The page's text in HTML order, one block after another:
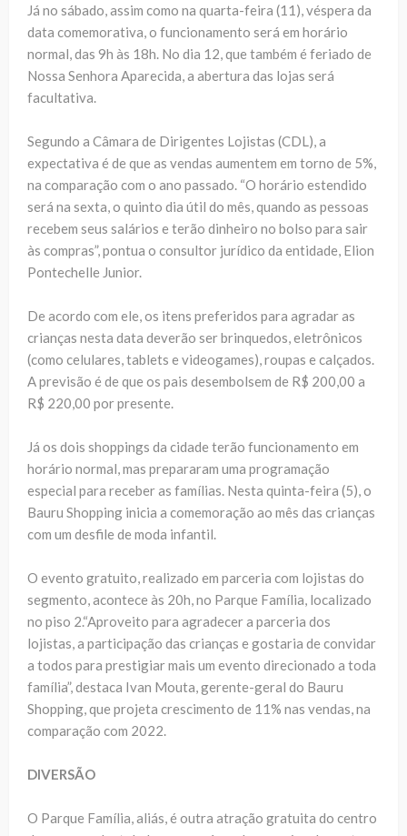
Já no sábado, assim como na quarta-feira (11), véspera da
data comemorativa, o funcionamento será em horário
normal, das 9h às 18h. No dia 12, que também é feriado de
Nossa Senhora Aparecida, a abertura das lojas será
facultativa.
Segundo a Câmara de Dirigentes Lojistas (CDL), a
expectativa é de que as vendas aumentem em torno de 5%,
na comparação com o ano passado. “O horário estendido
será na sexta, o quinto dia útil do mês, quando as pessoas
recebem seus salários e terão dinheiro no bolso para sair
às compras”, pontua o consultor jurídico da entidade, Elion
Pontechelle Junior.
De acordo com ele, os itens preferidos para agradar as
crianças nesta data deverão ser brinquedos, eletrônicos
(como celulares, tablets e videogames), roupas e calçados.
A previsão é de que os pais desembolsem de R$ 200,00 a
R$ 220,00 por presente.
Já os dois shoppings da cidade terão funcionamento em
horário normal, mas prepararam uma programação
especial para receber as famílias. Nesta quinta-feira (5), o
Bauru Shopping inicia a comemoração ao mês das crianças
com um desfile de moda infantil.
O evento gratuito, realizado em parceria com lojistas do
segmento, acontece às 20h, no Parque Família, localizado
no piso 2.“Aproveito para agradecer a parceria dos
lojistas, a participação das crianças e gostaria de convidar
a todos para prestigiar mais um evento direcionado a toda
família”, destaca Ivan Mouta, gerente-geral do Bauru
Shopping, que projeta crescimento de 11% nas vendas, na
comparação com 2022.
DIVERSÃO
O Parque Família, aliás, é outra atração gratuita do centro